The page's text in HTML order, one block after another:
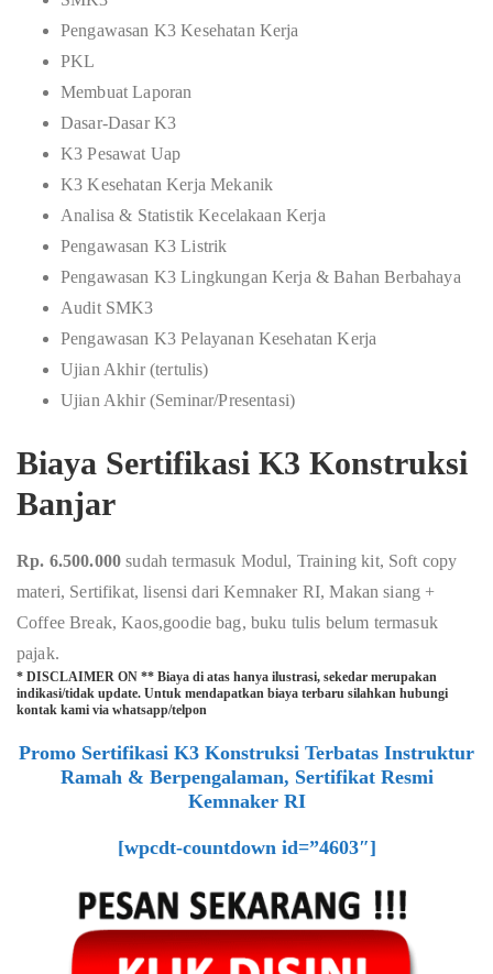
Pengawasan K3 Kesehatan Kerja
PKL
Membuat Laporan
Dasar-Dasar K3
K3 Pesawat Uap
K3 Kesehatan Kerja Mekanik
Analisa & Statistik Kecelakaan Kerja
Pengawasan K3 Listrik
Pengawasan K3 Lingkungan Kerja & Bahan Berbahaya
Audit SMK3
Pengawasan K3 Pelayanan Kesehatan Kerja
Ujian Akhir (tertulis)
Ujian Akhir (Seminar/Presentasi)
Biaya Sertifikasi K3 Konstruksi
Banjar
Rp. 6.500.000sudah termasuk Modul, Training kit, Soft copy
materi, Sertifikat, lisensi dari Kemnaker RI, Makan siang +
Coffee Break, Kaos,goodie bag, buku tulis belum termasuk
pajak.
* DISCLAIMER ON ** Biaya di atas hanya ilustrasi, sekedar merupakan
indikasi/tidak update. Untuk mendapatkan biaya terbaru silahkan hubungi
kontak kami via whatsapp/telpon
Promo Sertifikasi K3 Konstruksi Terbatas Instruktur
Ramah & Berpengalaman, Sertifikat Resmi
Kemnaker RI
[wpcdt-countdown id=”4603″]